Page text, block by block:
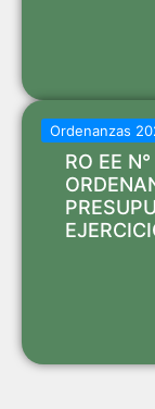
Ordenanzas
RO EE